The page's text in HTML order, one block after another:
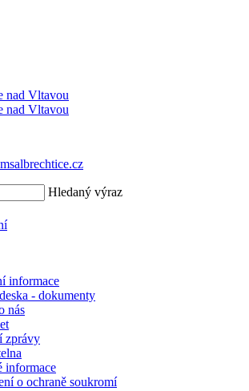
nad Vltavou
nad Vltavou
Hledaný výraz
informace
- dokumenty
nás
zprávy
informace
o ochraně soukromí